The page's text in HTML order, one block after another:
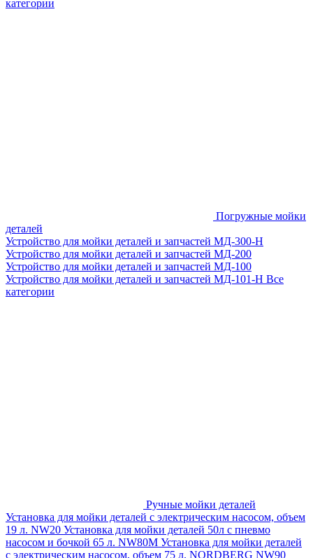
категории
Погружные мойки
деталей
Устройство для мойки деталей и запчастей МД-300-H
Устройство для мойки деталей и запчастей МД-200
Устройство для мойки деталей и запчастей МД-100
Устройство для мойки деталей и запчастей МД-101-Н Все
категории
Ручные мойки деталей
Установка для мойки деталей с электрическим насосом, объем
19 л. NW20 Установка для мойки деталей 50л с пневмо
насосом и бочкой 65 л. NW80M Установка для мойки деталей
с электрическим насосом, объем 75 л. NORDBERG NW90